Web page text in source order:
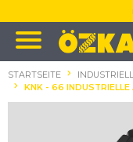
STARTSEITE
KNK - 66 INDUSTRIELLE